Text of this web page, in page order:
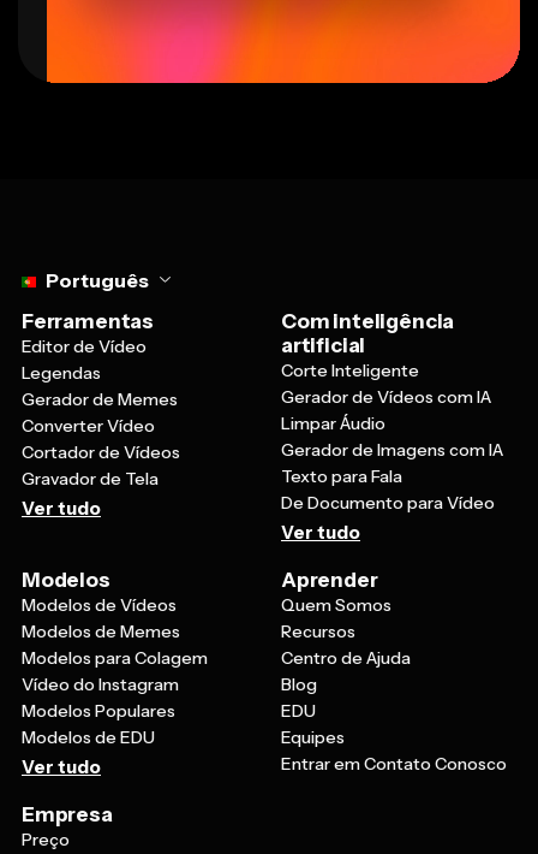
Português
Ferramentas
Editor de Vídeo
Legendas
Gerador de Memes
Converter Vídeo
Cortador de Vídeos
Gravador de Tela
Ver tudo
Com inteligência
artificial
Corte Inteligente
Gerador de Vídeos com IA
Limpar Áudio
Gerador de Imagens com IA
Texto para Fala
De Documento para Vídeo
Ver tudo
Modelos
Modelos de Vídeos
Modelos de Memes
Modelos para Colagem
Vídeo do Instagram
Modelos Populares
Modelos de EDU
Ver tudo
Aprender
Quem Somos
Recursos
Centro de Ajuda
Blog
EDU
Equipes
Entrar em Contato Conosco
Empresa
Preço